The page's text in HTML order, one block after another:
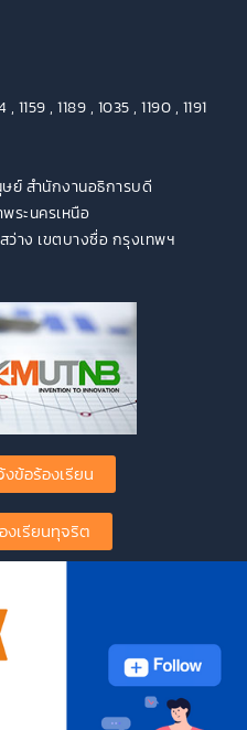
, 1189 , 1035 , 1190 , 1191
ย์ สำนักงานอธิการบดี
ระนครเหนือ
ว่าง เขตบางซื่อ กรุงเทพฯ
ข้อร้องเรียน
งเรียนทุจริต